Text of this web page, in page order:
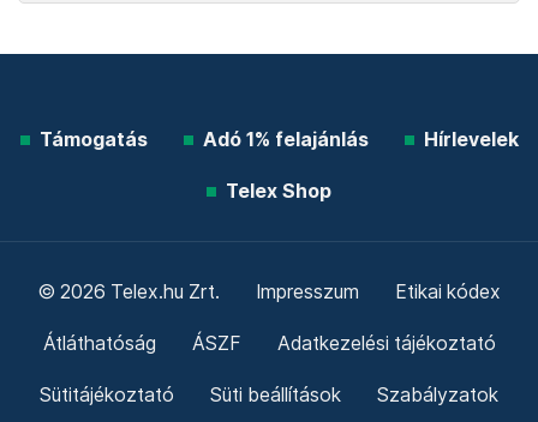
Támogatás Adó 1% felajánlás Hírlevelek
Telex Shop
© 2026 Telex.hu Zrt. Impresszum Etikai kódex
Átláthatóság ÁSZF Adatkezelési tájékoztató
Sütitájékoztató Süti beállítások Szabályzatok